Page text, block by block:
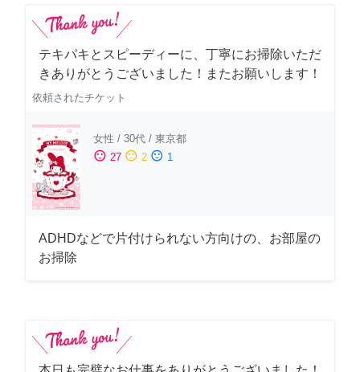
テキパキとスピーディーに、丁寧にお掃除いただ
きありがとうございました！またお願いします！
依頼されたチケット
女性 / 30代 / 東京都
sentiment_satisfied 27 sentiment_neutral 2 sentiment_dissatisfied 1
ADHDなどで片付けられない方向けの、お部屋の
お掃除